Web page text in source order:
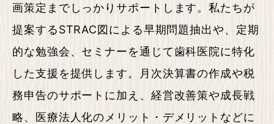
画策定までしっかりサポートします。私たちが
提案するSTRAC図による早期問題抽出や、定期
的な勉強会、セミナーを通じて歯科医院に特化
した支援を提供します。月次決算書の作成や税
務申告のサポートに加え、経営改善策や成長戦
略、医療法人化のメリット・デメリットなどに